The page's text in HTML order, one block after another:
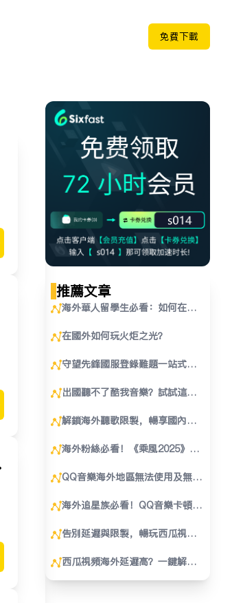
免费下载
推荐文章
海外華人留學生必看：如何在國
指南
在国外如何玩火炬之光？
守望先锋国服登录难题一站式解
出国听不了酷我音乐？试试这几
解锁海外听歌限制，畅享国内音
海外粉絲必看！《乘風2025》年
了嗎？
QQ音樂海外地區無法使用及無音
海外追星族必看！QQ音樂卡頓、
告别延迟与限制，畅玩西瓜视
西瓜视频海外延迟高？一键解决